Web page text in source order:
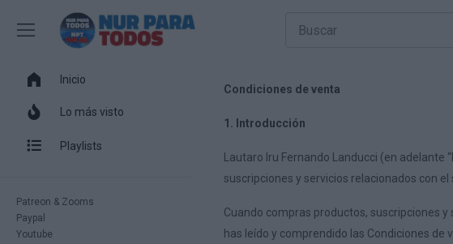
Inicio
Lo más visto
Playlists
Patreon & Zooms
Paypal
Youtube
Condiciones de venta
1. Introducción
Lautaro Iru Fernando Landucci (en
suscripciones y servicios relacionados con el
Cuando compras productos, suscripciones
has leído y comprendido las Condiciones de